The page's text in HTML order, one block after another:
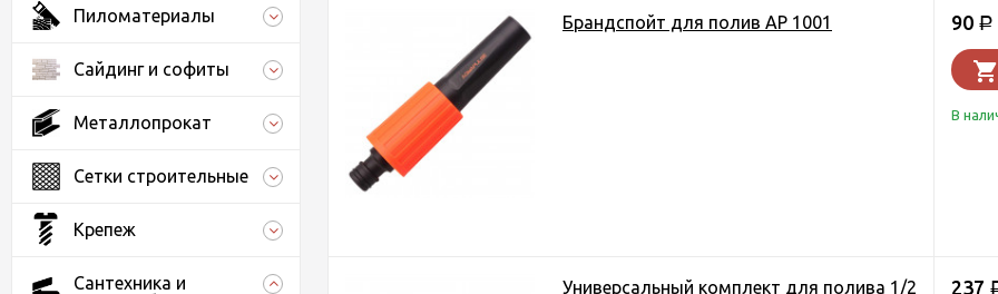
Пиломатериалы
Сайдинг и софиты
Металлопрокат
Сетки строительные
Крепеж
Сантехника и
Брандспойт для полив AP 1001 90 Р
В
Универсальный комплект для полива 1/2
237